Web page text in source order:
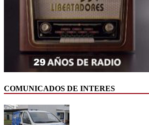
COMUNICADOS DE INTERES